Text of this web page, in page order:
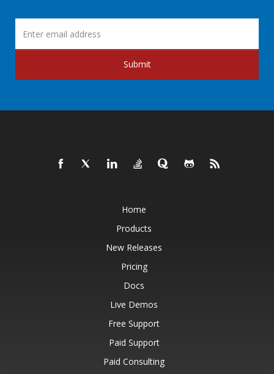
Submit
Home
Products
New Releases
Pricing
Docs
Live Demos
Free Support
Paid Support
Paid Consulting